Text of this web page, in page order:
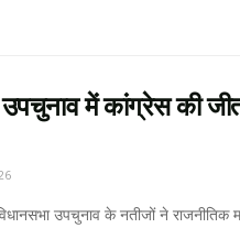
में कांग्रेस की
उपचुनाव के नतीजों ने राजनीतिक